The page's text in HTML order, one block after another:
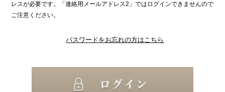
レスが必要です。「連絡用メールアドレス2」ではログインできませんので
ご注意ください。
パスワードをお忘れの方はこちら